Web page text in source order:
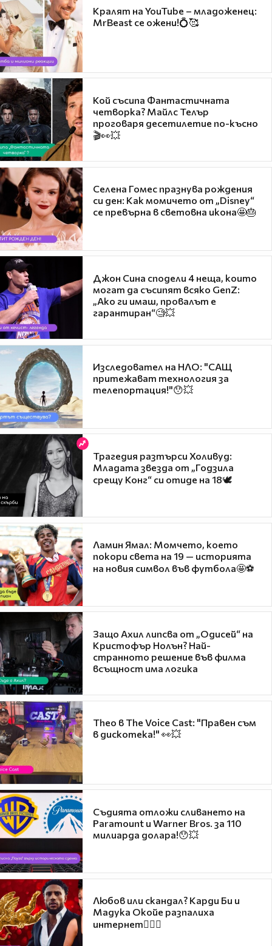
Кралят на YouTube – младоженец:
MrBeast се ожени!💍🥰
Кой съсипа Фантастичната
четворка? Майлс Телър
проговаря десетилетие по-късно
🎬👀💥
Селена Гомес празнува рождения
си ден: Как момичето от „Disney“
се превърна в световна икона🤩🎂
Джон Сина сподели 4 неща, които
могат да съсипят всяко GenZ:
„Ако ги имаш, провалът е
гарантиран“🧐💥
Изследовател на НЛО: "САЩ
притежават технология за
телепортация!"😯💥
Трагедия разтърси Холивуд:
Младата звезда от „Годзила
срещу Конг“ си отиде на 18🕊️
Ламин Ямал: Момчето, което
покори света на 19 — историята
на новия символ във футбола🤩⚽
Защо Ахил липсва от „Одисей“ на
Кристофър Нолън? Най-
странното решение във филма
всъщност има логика
Theo в The Voice Cast: "Правен съм
в дискотека!" 👀💥
Съдията отложи сливането на
Paramount и Warner Bros. за 110
милиарда долара!😯💥
Любов или скандал? Карди Би и
Мадука Окойе разпалиха
интернет❤️‍🔥🔥